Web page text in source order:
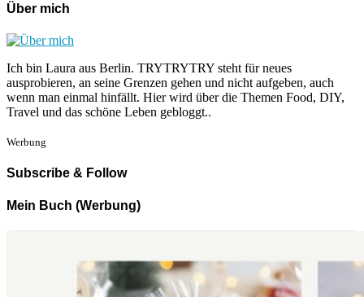
Über mich
Ich bin Laura aus Berlin. TRYTRYTRY steht für neues
ausprobieren, an seine Grenzen gehen und nicht aufgeben, auch
wenn man einmal hinfällt. Hier wird über die Themen Food, DIY,
Travel und das schöne Leben gebloggt..
Werbung
Subscribe & Follow
Mein Buch (Werbung)